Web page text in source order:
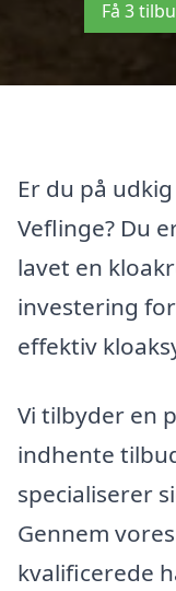
Få 3
Er du på
Veflinge? Du
lavet en
investering
effektiv
Vi tilbyder en
indhente
specialiserer
Gennem
kvalificerede